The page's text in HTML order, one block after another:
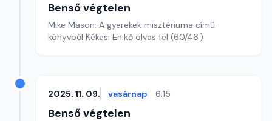
Benső végtelen
Mike Mason: A gyerekek misztériuma című
könyvből Kékesi Enikő olvas fel (60/46.)
2025. 11. 09. vasárnap 6:15
Benső végtelen